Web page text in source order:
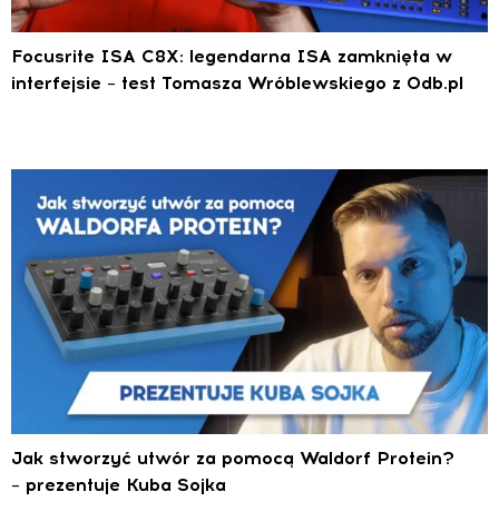
Focusrite ISA C8X: legendarna ISA zamknięta w
interfejsie – test Tomasza Wróblewskiego z 0db.pl
Jak stworzyć utwór za pomocą Waldorf Protein?
– prezentuje Kuba Sojka